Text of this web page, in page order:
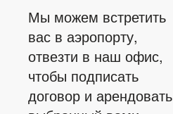
Мы можем встретить
вас в аэропорту,
отвезти в наш офис,
чтобы подписать
договор и арендовать